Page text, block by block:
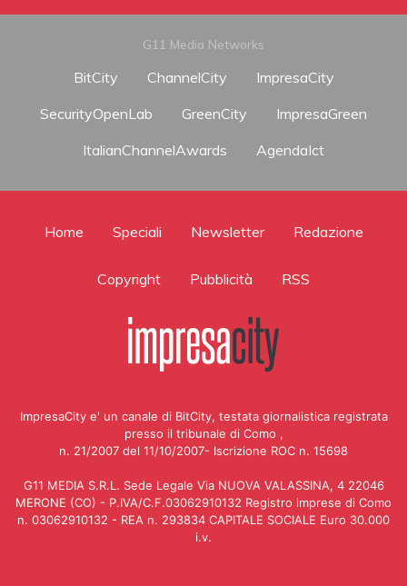
G11 Media Networks
BitCity ChannelCity
ImpresaCity
SecurityOpenLab
GreenCity
ImpresaGreen
ItalianChannelAwards
AgendaIct
Home Speciali Newsletter Redazione
Copyright Pubblicità RSS
ImpresaCity e' un canale di BitCity, testata giornalistica registrata
presso il tribunale di Como ,
n. 21/2007 del 11/10/2007- Iscrizione ROC n. 15698
G11 MEDIA S.R.L. Sede Legale Via NUOVA VALASSINA, 4 22046
MERONE (CO) - P.IVA/C.F.03062910132 Registro imprese di Como
n. 03062910132 - REA n. 293834 CAPITALE SOCIALE Euro 30.000
i.v.